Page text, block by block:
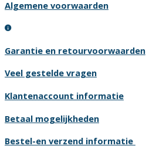
Algemene voorwaarden
Garantie en retourvoorwaarden
Veel gestelde vragen
Klantenaccount informatie
Betaal mogelijkheden
Bestel-en verzend informatie